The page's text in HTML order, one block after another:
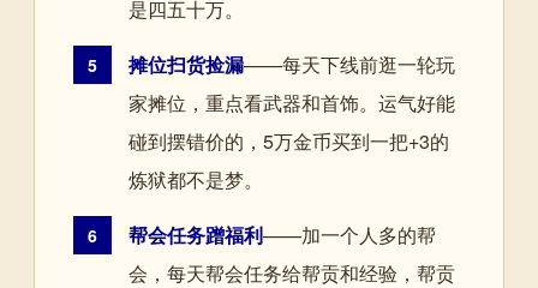
是四五十万。
5 摊位扫货捡漏——每天下线前逛一轮玩
家摊位，重点看武器和首饰。运气好能
碰到摆错价的，5万金币买到一把+3的
炼狱都不是梦。
6 帮会任务蹭福利——加一个人多的帮
会，每天帮会任务给帮贡和经验，帮贡